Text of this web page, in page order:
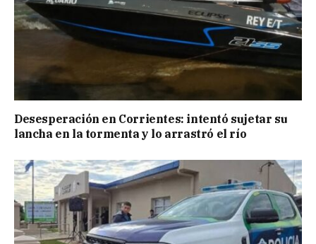
Desesperación en Corrientes: intentó sujetar su
lancha en la tormenta y lo arrastró el río